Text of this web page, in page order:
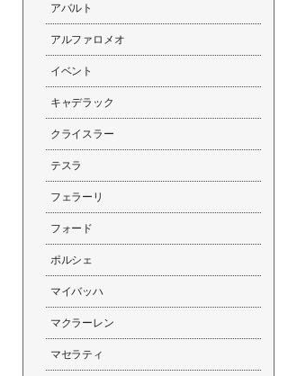
アバルト
アルファロメオ
イベント
キャデラック
クライスラー
テスラ
フェラーリ
フォード
ポルシェ
マイバッハ
マクラーレン
マセラティ